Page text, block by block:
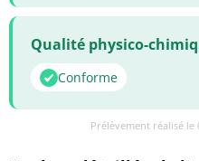
Qualité physico-
Conforme
Prélèvement réalisé le